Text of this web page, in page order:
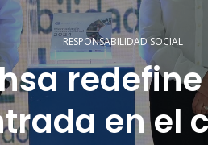
RESPONSABILIDAD SOCIAL
en el